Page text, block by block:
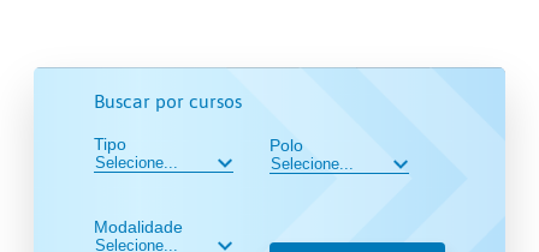
Buscar por cursos
Tipo
Modalidade
Polo